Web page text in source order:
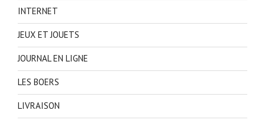
INTERNET
JEUX ET JOUETS
JOURNAL EN LIGNE
LES BOERS
LIVRAISON